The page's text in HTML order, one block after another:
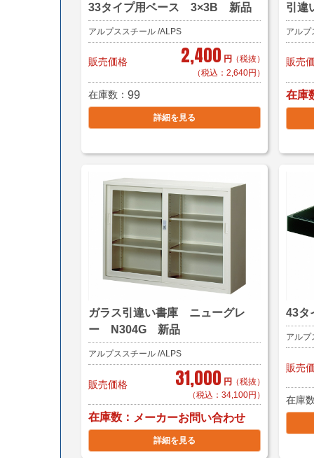
33タイプ用ベース 3×3B 新品
アルプススチール /ALPS
販売価格 2,400 円 （税抜）
（税込：2,640円）
在庫数 99
詳細を見る
引
アルプ
販売
在庫
ガラス引違い書庫 ニューグレ
ー N304G 新品
アルプススチール /ALPS
販売価格 31,000 円 （税抜）
（税込：34,100円）
在庫数 メーカーお問い合わせ
詳細を見る
43
アルプ
販売
在庫